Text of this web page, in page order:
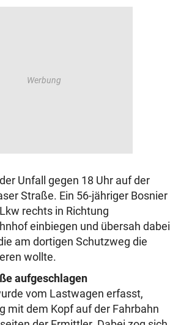
Unfall gegen 18 Uhr auf der
Straße. Ein 56-jähriger Bosnier
rechts in Richtung
einbiegen und übersah dabei
am dortigen Schutzweg die
wollte.
aufgeschlagen
vom Lastwagen erfasst,
mit dem Kopf auf der Fahrbahn